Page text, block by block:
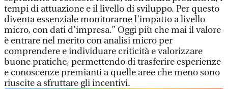
tempi di attuazione e il livello di sviluppo. Per questo
diventa essenziale monitorarne l’impatto a livello
micro, con dati d’impresa.” Oggi più che mai il valore
è entrare nel merito con analisi micro per
comprendere e individuare criticità e valorizzare
buone pratiche, permettendo di trasferire esperienze
e conoscenze premianti a quelle aree che meno sono
riuscite a sfruttare gli incentivi.